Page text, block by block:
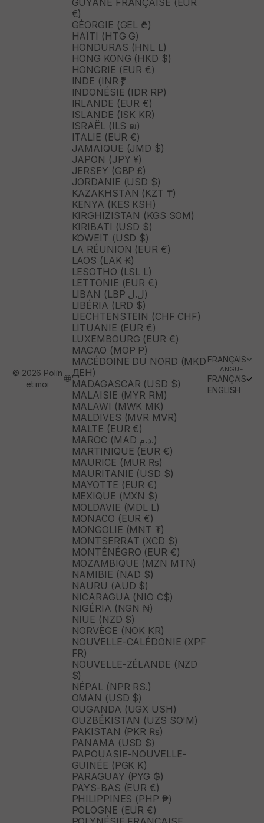
GUYANE FRANÇAISE (EUR
€)
GÉORGIE (GEL ₾)
HAÏTI (HTG G)
HONDURAS (HNL L)
HONG KONG (HKD $)
HONGRIE (EUR €)
INDE (INR ₹)
INDONÉSIE (IDR RP)
IRLANDE (EUR €)
ISLANDE (ISK KR)
ISRAËL (ILS ₪)
ITALIE (EUR €)
JAMAÏQUE (JMD $)
JAPON (JPY ¥)
JERSEY (GBP £)
JORDANIE (USD $)
KAZAKHSTAN (KZT ₸)
KENYA (KES KSH)
KIRGHIZISTAN (KGS SOM)
KIRIBATI (USD $)
KOWEÏT (USD $)
LA RÉUNION (EUR €)
LAOS (LAK ₭)
LESOTHO (LSL L)
LETTONIE (EUR €)
LIBAN (LBP ل.ل)
LIBÉRIA (LRD $)
LIECHTENSTEIN (CHF CHF)
LITUANIE (EUR €)
LUXEMBOURG (EUR €)
MACAO (MOP P)
MACÉDOINE DU NORD (MKD
ДЕН)
MADAGASCAR (USD $)
MALAISIE (MYR RM)
MALAWI (MWK MK)
MALDIVES (MVR MVR)
MALTE (EUR €)
MAROC (MAD د.م.)
MARTINIQUE (EUR €)
MAURICE (MUR ₨)
MAURITANIE (USD $)
MAYOTTE (EUR €)
MEXIQUE (MXN $)
MOLDAVIE (MDL L)
MONACO (EUR €)
MONGOLIE (MNT ₮)
MONTSERRAT (XCD $)
MONTÉNÉGRO (EUR €)
MOZAMBIQUE (MZN MTN)
NAMIBIE (NAD $)
NAURU (AUD $)
NICARAGUA (NIO C$)
NIGÉRIA (NGN ₦)
NIUE (NZD $)
NORVÈGE (NOK KR)
NOUVELLE-CALÉDONIE (XPF
FR)
NOUVELLE-ZÉLANDE (NZD
$)
NÉPAL (NPR RS.)
OMAN (USD $)
OUGANDA (UGX USH)
OUZBÉKISTAN (UZS SO'M)
PAKISTAN (PKR ₨)
PANAMA (USD $)
PAPOUASIE-NOUVELLE-
GUINÉE (PGK K)
PARAGUAY (PYG ₲)
PAYS-BAS (EUR €)
PHILIPPINES (PHP ₱)
POLOGNE (EUR €)
FRANÇAIS
LANGUE
FRANÇAIS
ENGLISH
© 2026 Polín
et moi